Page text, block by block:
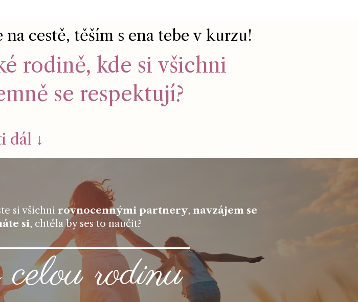
cestě, těším s ena tebe v kurzu!
rodině, kde si všichni
se respektují?
dál ↓
si všichni rovnocennými partnery, navzájem se
si, chtěla by ses to naučit?
rodinu